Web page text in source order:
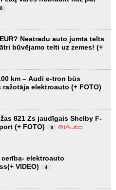
8
Neatradu auto jumta telts
būvējamo telti uz zemes! (+
km – Audi e-tron būs
elektroauto (+ FOTO)
821 Zs jaudīgais Shelby F-
(+ FOTO)
9
elektroauto
VIDEO)
4